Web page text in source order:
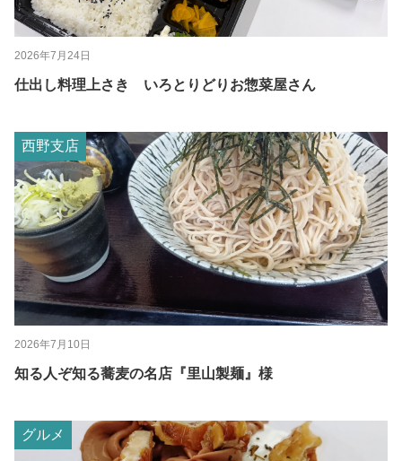
2026年7月24日
仕出し料理上さき いろとりどりお惣菜屋さん
西野支店
2026年7月10日
知る人ぞ知る蕎麦の名店『里山製麺』様
グルメ